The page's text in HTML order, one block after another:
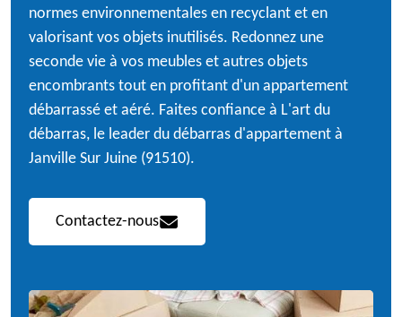
normes environnementales en recyclant et en
valorisant vos objets inutilisés. Redonnez une
seconde vie à vos meubles et autres objets
encombrants tout en profitant d'un appartement
débarrassé et aéré. Faites confiance à L'art du
débarras, le leader du débarras d'appartement à
Janville Sur Juine (91510).
Contactez-nous